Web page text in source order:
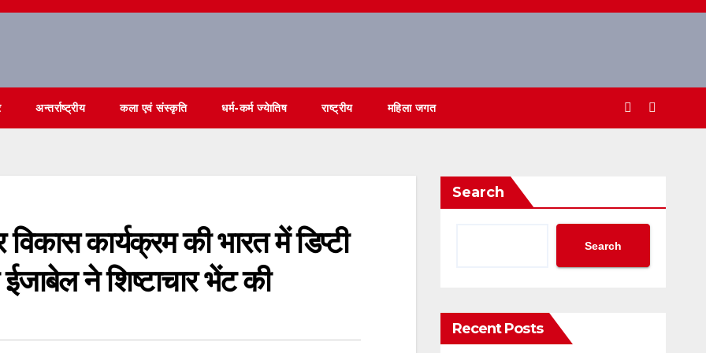
अन्तर्राष्ट्रीय कला एवं संस्कृति धर्म-कर्म ज्येातिष राष्ट्रीय महिला जगत
कार्यक्रम की भारत में डिप्टी
ने शिष्टाचार भेंट की
Search
Search
Recent Posts